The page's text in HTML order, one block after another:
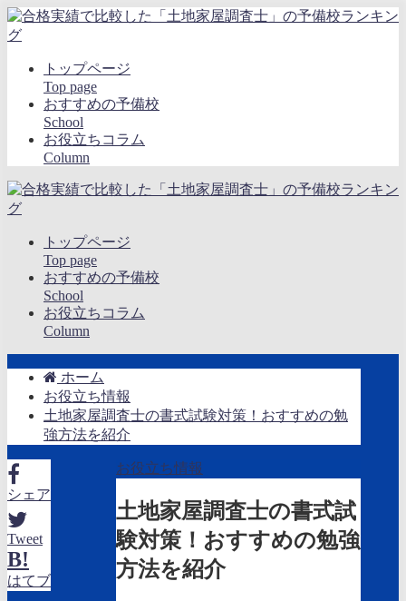
トップページ
Top page
おすすめの予備校
School
お役立ちコラム
Column
トップページ
Top page
おすすめの予備校
School
お役立ちコラム
Column
ホーム
お役立ち情報
土地家屋調査士の書式試験対策！おすすめの勉
強方法を紹介
シェア
Tweet
B!
はてブ
お役立ち情報
土地家屋調査士の書式試
験対策！おすすめの勉強
方法を紹介